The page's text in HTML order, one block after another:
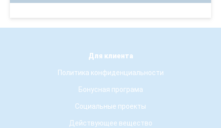
Для клиента
Политика конфиденциальности
Бонусная програма
Социальные проекты
Действующее вещество